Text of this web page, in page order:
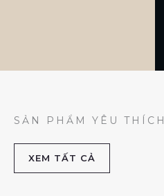
SẢN PHẨM YÊU THÍCH
XEM TẤT CẢ